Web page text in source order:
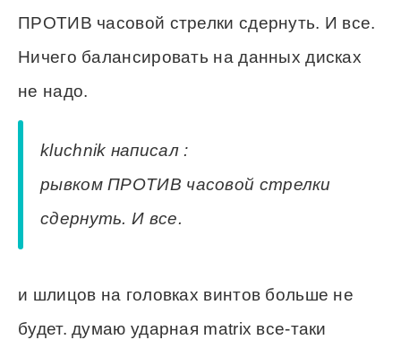
ПРОТИВ часовой стрелки сдернуть. И все.
Ничего балансировать на данных дисках
не надо.
kluchnik написал :
рывком ПРОТИВ часовой стрелки
сдернуть. И все.
и шлицов на головках винтов больше не
будет. думаю ударная matrix все-таки